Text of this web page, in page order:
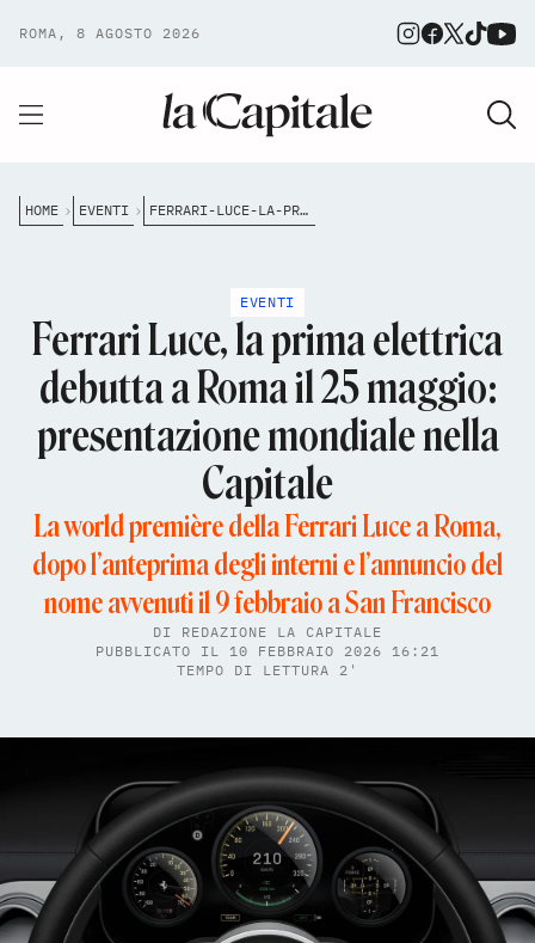
ROMA, 8 AGOSTO 2026
HOME EVENTI FERRARI-LUCE-LA-PRIMA-ELETTRICA-DEBUTTA-A-ROMA-IL-25-MAGGIO-PRESENTAZIONE-MONDIALE-NELLA-CAPITALE
EVENTI
Ferrari Luce, la prima elettrica
debutta a Roma il 25 maggio:
presentazione mondiale nella
Capitale
La world première della Ferrari Luce a Roma,
dopo l’anteprima degli interni e l’annuncio del
nome avvenuti il 9 febbraio a San Francisco
DI REDAZIONE LA CAPITALE
PUBBLICATO IL 10 FEBBRAIO 2026 16:21
TEMPO DI LETTURA 2'